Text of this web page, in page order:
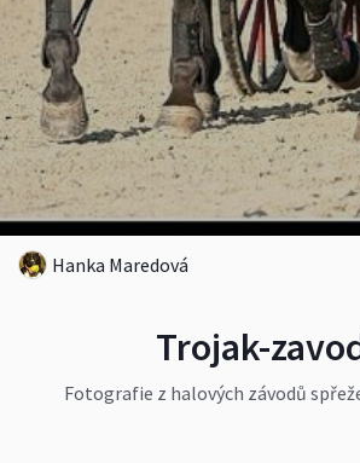
Trojak-
Fotografie z halových závodů
Hanka Maredová